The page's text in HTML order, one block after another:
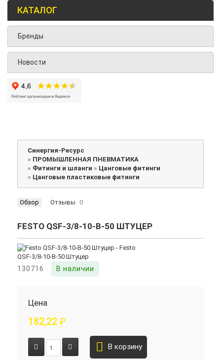
КАТАЛОГ
Бренды
Новости
Синергия-Ресурс
» ПРОМЫШЛЕННАЯ ПНЕВМАТИКА
» Фитинги и шланги » Цанговые фитинги
» Цанговые пластиковые фитинги
Обзор Отзывы 0
FESTO QSF-3/8-10-B-50 ШТУЦЕР
130716 В наличии
Цена
182,22 ₽
В корзину